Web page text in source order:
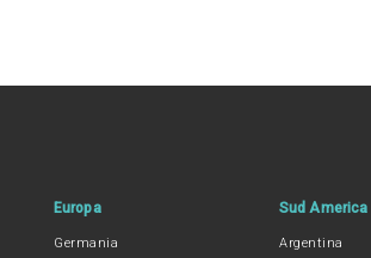
Europa
Germania
Sud America
Argentina